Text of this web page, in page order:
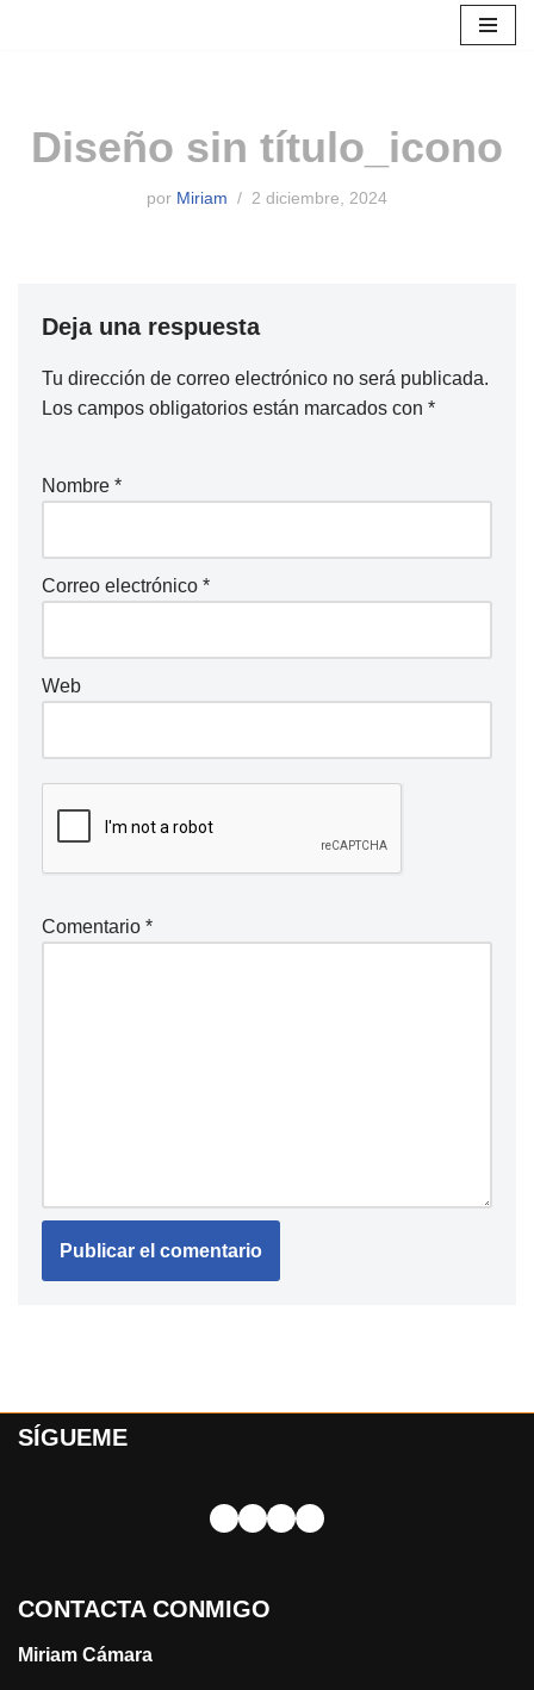
Diseño sin título_icono
por Miriam 2 diciembre, 2024
Deja una respuesta
Tu dirección de correo electrónico no será publicada.
Los campos obligatorios están marcados con *
Nombre *
Correo electrónico *
Web
Comentario *
SÍGUEME
CONTACTA CONMIGO
Miriam Cámara